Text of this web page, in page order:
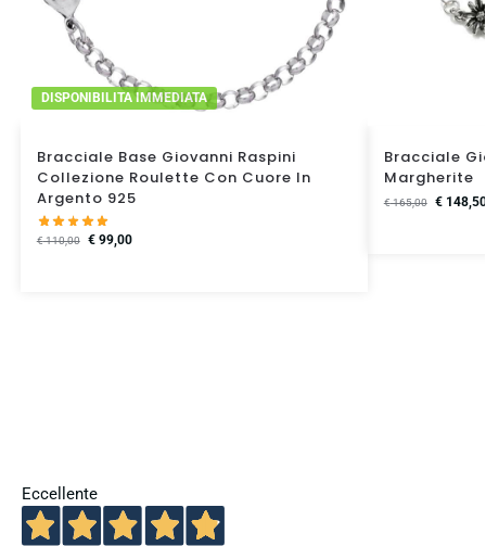
DISPONIBILITA IMMEDIATA
Bracciale Base Giovanni Raspini
Collezione Roulette Con Cuore In
Argento 925
€110,00 €99,00
Bracciale
Margherite
€165,00 €148,50
Eccellente